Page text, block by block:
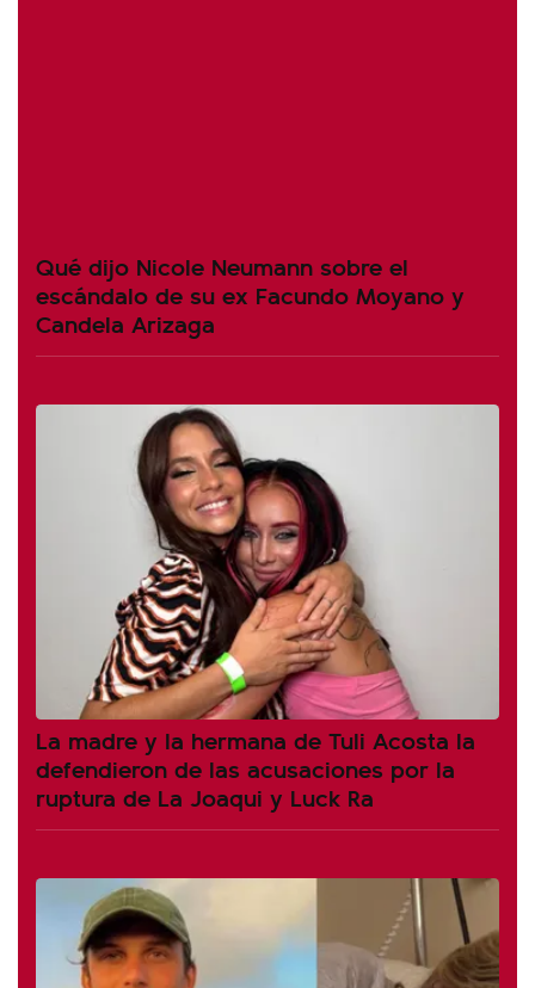
Qué dijo Nicole Neumann sobre el
escándalo de su ex Facundo Moyano y
Candela Arizaga
La madre y la hermana de Tuli Acosta la
defendieron de las acusaciones por la
ruptura de La Joaqui y Luck Ra